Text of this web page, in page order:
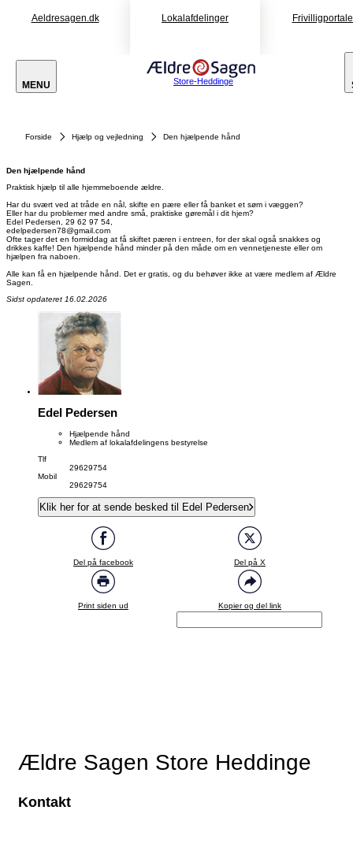
Aeldresagen.dk Lokalafdelinger
MENU Store-Heddinge
Forside Hjælp og vejledning Den hjælpende hånd
Den hjælpende hånd
Praktisk hjælp til alle hjemmeboende ældre.
Har du svært ved at tråde en nål, skifte en pære eller få banket et søm i væggen?
Eller har du problemer med andre små, praktiske gøremål i dit hjem?
Edel Pedersen, 29 62 97 54,
Ofte tager det en formiddag at få skiftet pæren i entreen, for der skal også snakkes og
drikkes kaffe! Den hjælpende hånd minder på den måde om en vennetjeneste eller om
hjælpen fra naboen.
Alle kan få en hjælpende hånd. Det er gratis, og du behøver ikke at være medlem af Ældre
Sagen.
Sidst opdateret 16.02.2026
Edel Pedersen
Hjælpende hånd
Medlem af lokalafdelingens bestyrelse
Tlf
29629754
Mobil
29629754
Klik her for at sende besked til Edel Pedersen
Del på facebook Del på X
Print siden ud Kopier og del link
Ældre Sagen Store Heddinge
Kontakt